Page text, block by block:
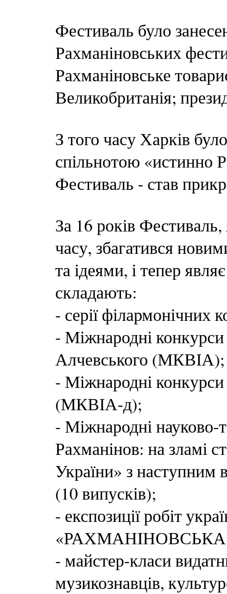
Фестиваль було
Рахманіновських
Рахманіновське
Великобританія;
З того часу Харків
спільнотою «истинно
Фестиваль - став
За 16 років
часу, збагатився
та ідеями, і тепер
складають:
- серії філармонічних
- Міжнародні конкурси
Алчевського (МКВІА);
- Міжнародні
(МКВІА-д);
- Міжнародні науково-
Рахманінов: на зламі
України» з наступним
(10 випусків);
- експозиції робіт
- майстер-класи
музикознавців,